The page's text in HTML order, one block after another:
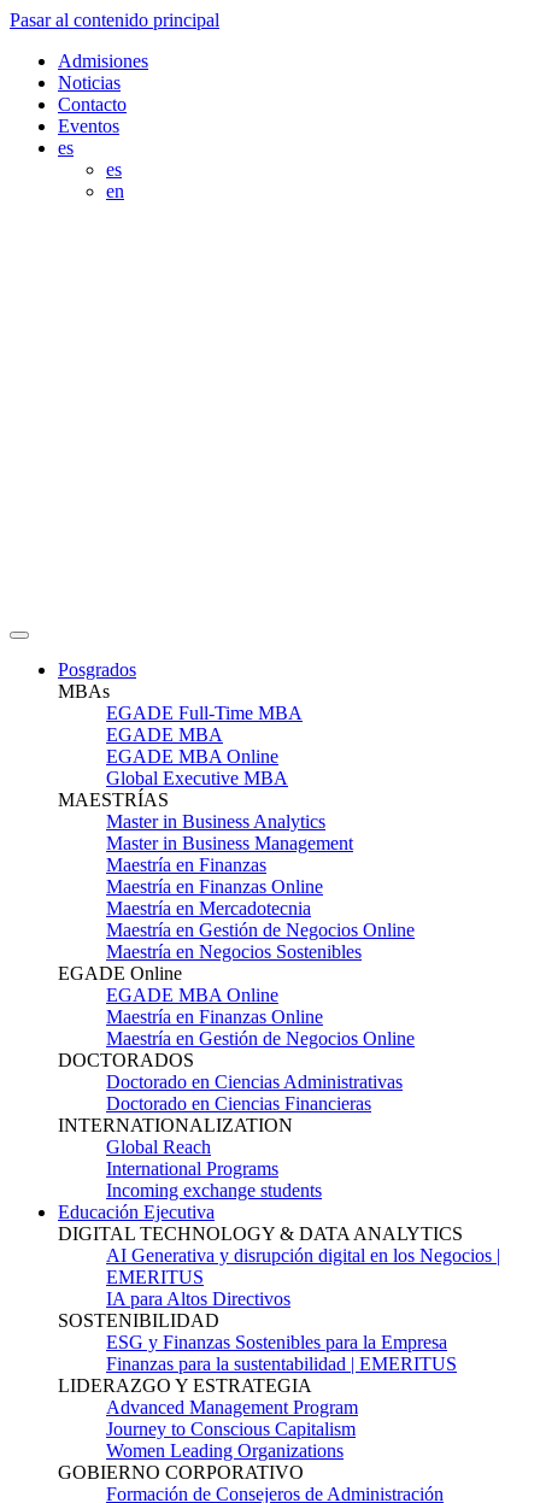
Pasar al contenido principal
Admisiones
Noticias
Contacto
Eventos
es
es
en
Posgrados
MBAs
EGADE Full-Time MBA
EGADE MBA
EGADE MBA Online
Global Executive MBA
MAESTRÍAS
Master in Business Analytics
Master in Business Management
Maestría en Finanzas
Maestría en Finanzas Online
Maestría en Mercadotecnia
Maestría en Gestión de Negocios Online
Maestría en Negocios Sostenibles
EGADE Online
EGADE MBA Online
Maestría en Finanzas Online
Maestría en Gestión de Negocios Online
DOCTORADOS
Doctorado en Ciencias Administrativas
Doctorado en Ciencias Financieras
INTERNATIONALIZATION
Global Reach
International Programs
Incoming exchange students
Educación Ejecutiva
DIGITAL TECHNOLOGY & DATA ANALYTICS
AI Generativa y disrupción digital en los Negocios |
EMERITUS
IA para Altos Directivos
SOSTENIBILIDAD
ESG y Finanzas Sostenibles para la Empresa
Finanzas para la sustentabilidad | EMERITUS
LIDERAZGO Y ESTRATEGIA
Advanced Management Program
Journey to Conscious Capitalism
Women Leading Organizations
GOBIERNO CORPORATIVO
Formación de Consejeros de Administración